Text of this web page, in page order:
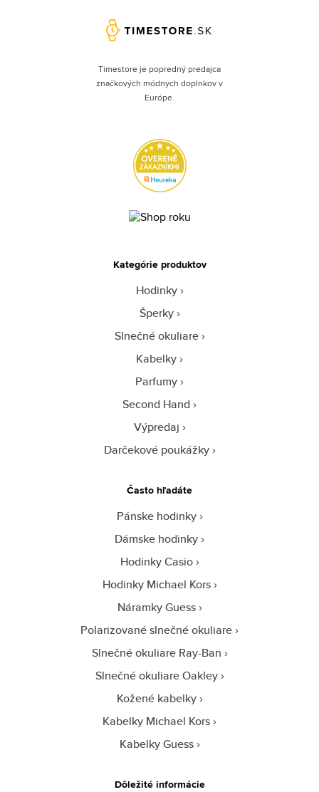
Timestore je popredný predajca
značkových módnych doplnkov v
Európe.
Kategórie produktov
Hodinky
Šperky
Slnečné okuliare
Kabelky
Parfumy
Second Hand
Výpredaj
Darčekové poukážky
Často hľadáte
Pánske hodinky
Dámske hodinky
Hodinky Casio
Hodinky Michael Kors
Náramky Guess
Polarizované slnečné okuliare
Slnečné okuliare Ray-Ban
Slnečné okuliare Oakley
Kožené kabelky
Kabelky Michael Kors
Kabelky Guess
Dôležité informácie